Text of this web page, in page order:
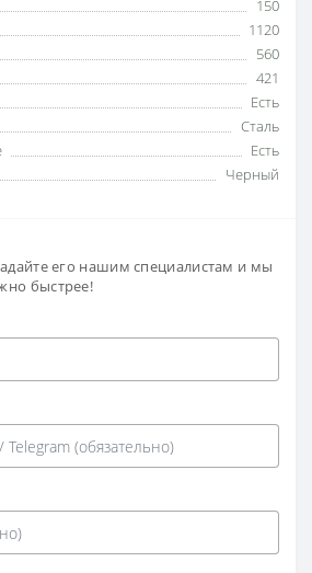
150
1120
560
421
Есть
Сталь
Есть
Черный
его нашим специалистам и мы
быстрее!